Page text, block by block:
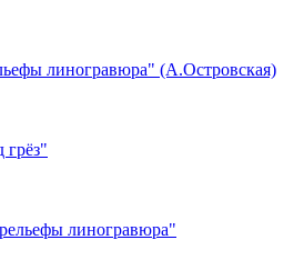
линогравюра" (А.Островская)
линогравюра"